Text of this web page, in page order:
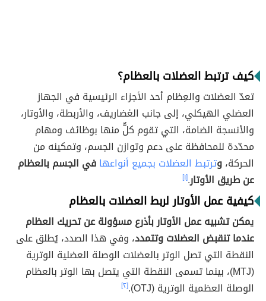
كيف ترتبط العضلات بالعظام؟
تعدّ العضلات والعِظام أحد الأجزاء الرئيسية في الجهاز
العضلي الهيكلي، إلى جانب الغضاريف، والأربطة، والأوتار،
والأنسجة الضامة، التي تقوم كلٌّ منها بوظائف ومهام
محدّدة للمحافظة على دعم وتوازن الجسم، وتمكينه من
الحركة،وترتبط العضلات بجميع أنواعهافي الجسم بالعظام
عن طريق الأوتار.[١]
كيفية عمل الأوتار لربط العضلات بالعظام
يمكن تشبيه عمل الأوتار بأذرع مسؤولة عن تحريك العظام
عندما تنقبض العضلات وتتمدد، وفي هذا الصدد، يُطلق على
النقطة التي تصل الوتر بالعضلات الوصلة العضلية الوترية
(MTJ)، بينما تسمى النقطة التي يتصل بها الوتر بالعظام
الوصلة العظمية الوترية (OTJ).
[٢]